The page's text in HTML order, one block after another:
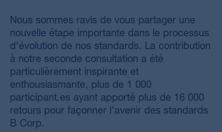
Nous sommes ravis de vous partager une
nouvelle étape importante dans le processus
d’évolution de nos standards. La contribution
à notre seconde consultation a été
particulièrement inspirante et
enthousiasmante, plus de 1 000
participant.es ayant apporté plus de 16 000
retours pour façonner l’avenir des standards
B Corp.